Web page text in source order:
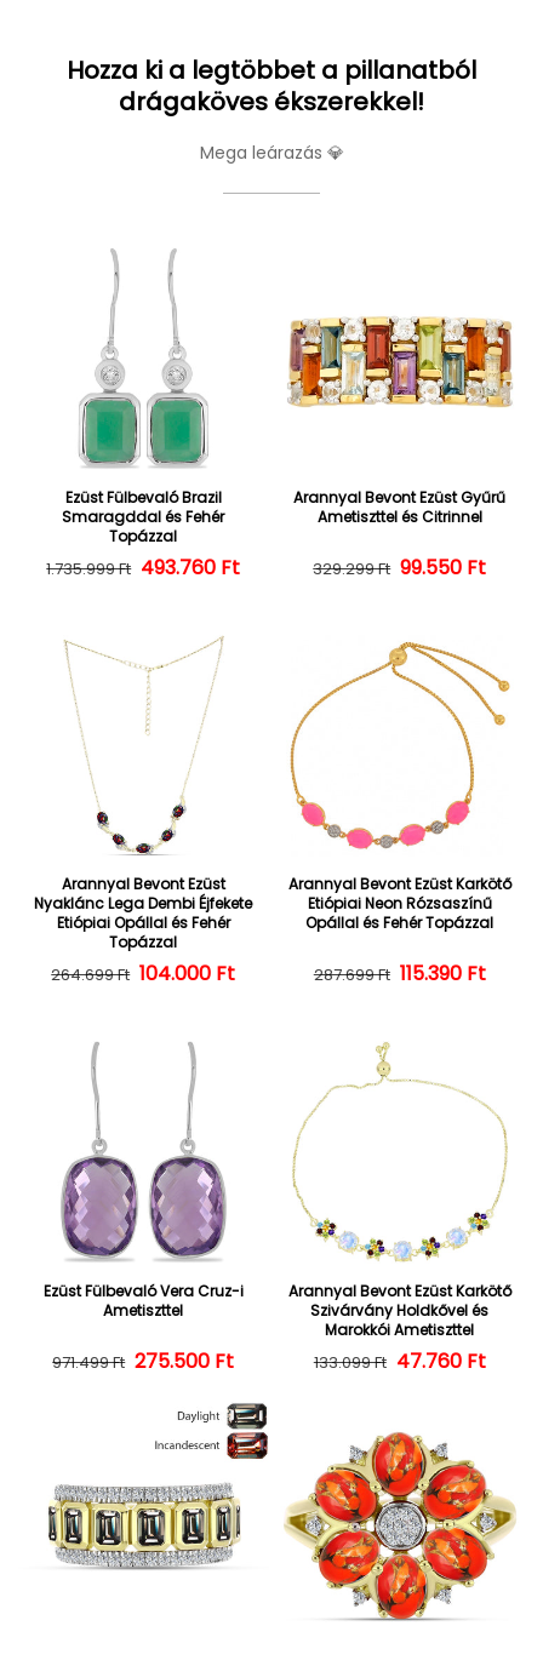
Hozza ki a legtöbbet a pillanatból
drágaköves ékszerekkel!
Mega leárazás 💎
Ezüst Fülbevaló Brazil
Smaragddal és Fehér
Topázzal
Normál ár
1.735.999 Ft Kedvezményes ár
493.760 Ft
Arannyal Bevont Ezüst Gyűrű
Ametiszttel és Citrinnel
Normál ár
329.299 Ft 99.550 Ft
Arannyal Bevont Ezüst
Nyaklánc Lega Dembi Éjfekete
Etiópiai Opállal és Fehér
Topázzal
Normál ár
264.699 Ft Kedvezményes ár
104.000 Ft
Arannyal Bevont Ezüst Karkötő
Etiópiai Neon Rózsaszínű
Opállal és Fehér Topázzal
Normál ár
287.699 Ft 115.390 Ft
Ezüst Fülbevaló Vera Cruz-i
Ametiszttel
Normál ár
971.499 Ft Kedvezményes ár
275.500 Ft
Arannyal Bevont Ezüst Karkötő
Szivárvány Holdkővel és
Marokkói Ametiszttel
Normál ár
133.099 Ft 47.760 Ft